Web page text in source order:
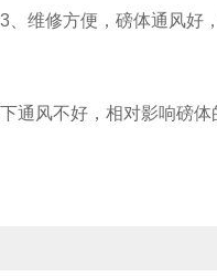
维修方便，磅体通风好
通风不好，相对影响磅体